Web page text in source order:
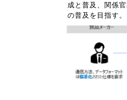
成と普及、関係
の普及を目指す。